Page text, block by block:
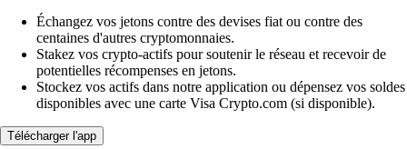
Échangez vos jetons contre des devises fiat ou contre des
centaines d'autres cryptomonnaies.
Stakez vos crypto-actifs pour soutenir le réseau et recevoir de
potentielles récompenses en jetons.
Stockez vos actifs dans notre application ou dépensez vos soldes
disponibles avec une carte Visa Crypto.com (si disponible).
Télécharger l'app